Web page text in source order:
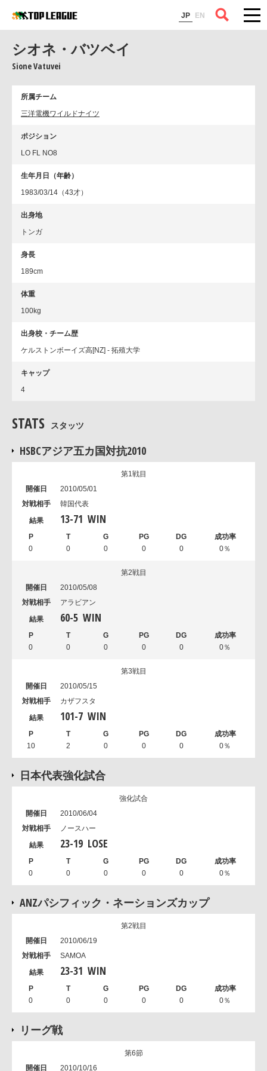
JP EN
コラム
シオネ・バツベイ
Sione Vatuvei
所属チーム
三洋電機ワイルドナイツ
ポジション
LO FL NO8
生年月日（年齢）
1983/03/14（43才）
出身地
トンガ
身長
189cm
体重
100kg
出身校・チーム歴
ケルストンボーイズ高[NZ] - 拓殖大学
キャップ
4
STATS スタッツ
HSBCアジア五カ国対抗2010
第1戦目
2010/05/01
韓国代表
13-71 WIN
0 0 0 0 0 0％
第2戦目
2010/05/08
アラビアン
60-5 WIN
0 0 0 0 0 0％
第3戦目
2010/05/15
カザフスタ
101-7 WIN
10 2 0 0 0 0％
日本代表強化試合
強化試合
2010/06/04
ノースハー
23-19 LOSE
0 0 0 0 0 0％
ANZパシフィック・ネーションズカップ
第2戦目
2010/06/19
SAMOA
23-31 WIN
0 0 0 0 0 0％
リーグ戦
第6節
2010/10/16